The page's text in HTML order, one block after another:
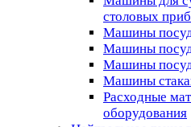
столовых
Машины
Машины
Машины
Машины
Расходные
оборудования